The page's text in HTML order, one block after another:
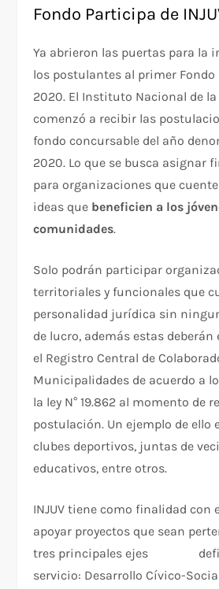
Fondo Participa de
Ya abrieron las puertas para la
los postulantes al primer Fondo
2020. El Instituto Nacional de
comenzó a recibir las
fondo concursable del año
2020. Lo que se busca asignar
para organizaciones que
ideas que beneficien a los
comunidades.
Solo podrán participar
territoriales y funcionales que
personalidad jurídica sin
de lucro, además estas
el Registro Central de
Municipalidades de acuerdo a
la ley N° 19.862 al momento de
postulación. Un ejemplo de ello
clubes deportivos, juntas de
educativos, entre otros.
INJUV tiene como finalidad con
apoyar proyectos que sean
tres principales ejes
servicio: Desarrollo Cívico-